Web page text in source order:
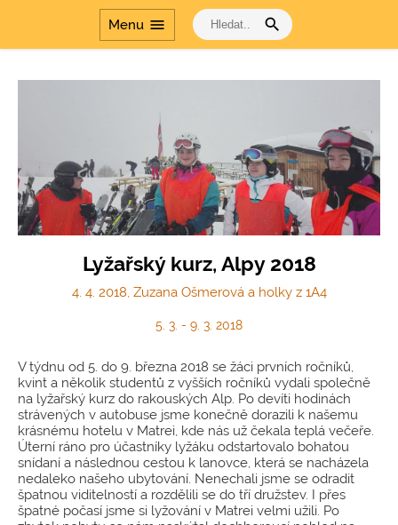
Menu menu search
Lyžařský kurz, Alpy 2018
4. 4. 2018, Zuzana Ošmerová a holky z 1A4
5. 3. - 9. 3. 2018
V týdnu od 5. do 9. března 2018 se žáci prvních ročníků,
kvint a několik studentů z vyšších ročníků vydali společně
na lyžařský kurz do rakouských Alp. Po devíti hodinách
strávených v autobuse jsme konečně dorazili k našemu
krásnému hotelu v Matrei, kde nás už čekala teplá večeře.
Úterní ráno pro účastníky lyžáku odstartovalo bohatou
snídaní a následnou cestou k lanovce, která se nacházela
nedaleko našeho ubytování. Nenechali jsme se odradit
špatnou viditelností a rozdělili se do tří družstev. I přes
špatné počasí jsme si lyžování v Matrei velmi užili. Po